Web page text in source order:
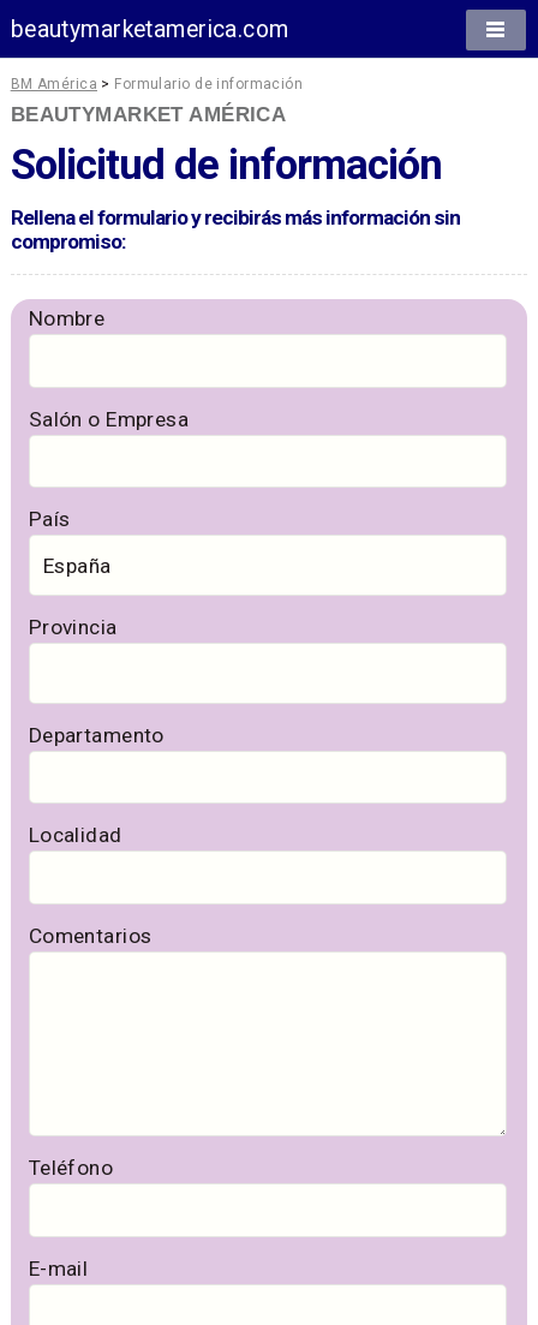
beautymarketamerica.com
BM América > Formulario de información
BEAUTYMARKET AMÉRICA
Solicitud de información
Rellena el formulario y recibirás más información sin
compromiso:
Nombre
Salón o Empresa
País
Provincia
Departamento
Localidad
Comentarios
Teléfono
E-mail